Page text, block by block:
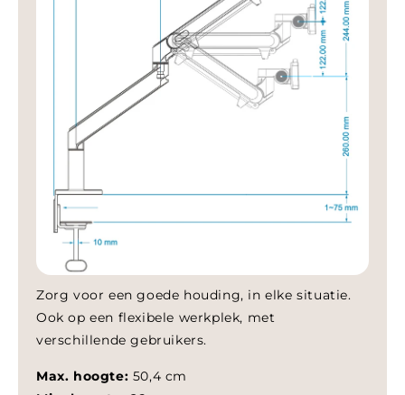
Zorg voor een goede houding, in elke situatie.
Ook op een flexibele werkplek, met
verschillende gebruikers.
Max. hoogte: 50,4 cm